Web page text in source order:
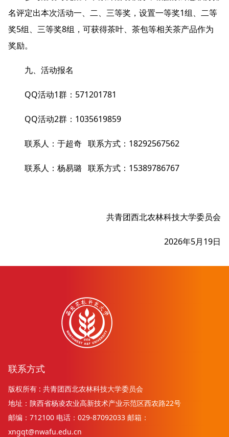
名评定出本次活动一、二、三等奖，设置一等奖1组、二等
奖5组、三等奖8组，可获得茶叶、茶包等相关茶产品作为
奖励。
九、活动报名
QQ活动1群：571201781
QQ活动2群：1035619859
‌联系人‌：于超奇 联系方式：18292567562
‌联系人‌：杨易璐 联系方式：15389786767
共青团西北农林科技大学委员会
2026年5月19日
联系方式
版权所有 : 共青团西北农林科技大学委员会
地址：陕西省杨凌农业高新技术产业示范区西农路22号
邮编：712100 电话：029-87092033 邮箱：
xngqt@nwafu.edu.cn